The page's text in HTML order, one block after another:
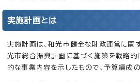
実施計画とは
実施計画は、和光市健全な財政運営に関
光市総合振興計画に基づく施策を戦略的
的な事業内容を示したもので、予算編成